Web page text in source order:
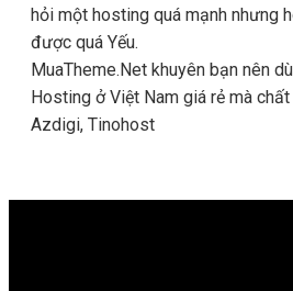
hỏi một hosting quá mạnh nhưng
được quá Yếu.
MuaTheme.Net khuyên bạn nên
Hosting ở Việt Nam giá rẻ mà
Azdigi, Tinohost